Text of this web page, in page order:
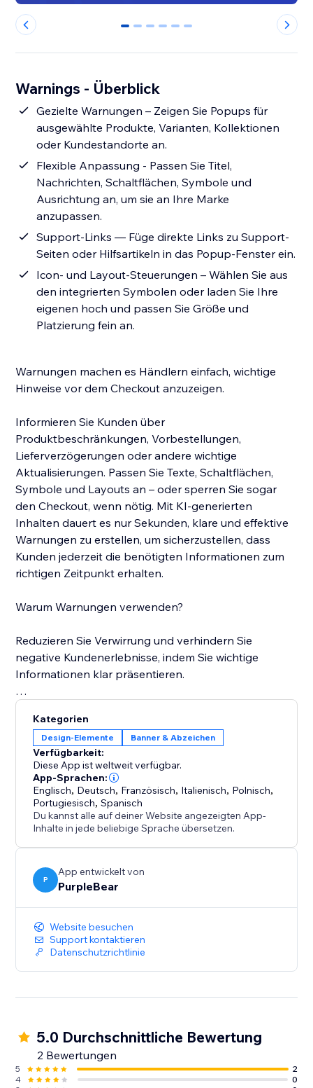
0 1 2 3 4 5
Warnings - Überblick
Gezielte Warnungen – Zeigen Sie Popups für
ausgewählte Produkte, Varianten, Kollektionen
oder Kundestandorte an.
Flexible Anpassung - Passen Sie Titel,
Nachrichten, Schaltflächen, Symbole und
Ausrichtung an, um sie an Ihre Marke
anzupassen.
Support-Links — Füge direkte Links zu Support-
Seiten oder Hilfsartikeln in das Popup-Fenster ein.
Icon- und Layout-Steuerungen – Wählen Sie aus
den integrierten Symbolen oder laden Sie Ihre
eigenen hoch und passen Sie Größe und
Platzierung fein an.
Warnungen machen es Händlern einfach, wichtige
Hinweise vor dem Checkout anzuzeigen.
Informieren Sie Kunden über
Produktbeschränkungen, Vorbestellungen,
Lieferverzögerungen oder andere wichtige
Aktualisierungen. Passen Sie Texte, Schaltflächen,
Symbole und Layouts an – oder sperren Sie sogar
den Checkout, wenn nötig. Mit KI-generierten
Inhalten dauert es nur Sekunden, klare und effektive
Warnungen zu erstellen, um sicherzustellen, dass
Kunden jederzeit die benötigten Informationen zum
richtigen Zeitpunkt erhalten.
Warum Warnungen verwenden?
Reduzieren Sie Verwirrung und verhindern Sie
negative Kundenerlebnisse, indem Sie wichtige
Informationen klar präsentieren.
eingeschränkten oder besonderen Produkten.
Erhalten Sie einen gepflegten und
vertrauenswürdigen Shop mit vollständig
anpassbaren Benachrichtigungen.
Kommunizieren Sie klar, schützen Sie Ihre Kunden und
optimieren Sie den Kaufprozess – starten Sie noch
Kategorien
Design-Elemente Banner & Abzeichen
Verfügbarkeit:
Diese App ist weltweit verfügbar.
App-Sprachen:
Englisch, Deutsch, Französisch, Italienisch, Polnisch,
Portugiesisch,Spanisch
Du kannst alle auf deiner Website angezeigten App-
Inhalte in jede beliebige Sprache übersetzen.
P
App entwickelt von
PurpleBear
Website besuchen
Support kontaktieren
Datenschutzrichtlinie
5.0 Durchschnittliche Bewertung
2 Bewertungen
5
2
4
0